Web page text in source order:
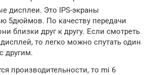
дисплеи. Это IPS-экраны
5дюймов. По качеству передачи
близки друг к другу. Если смотреть
то легко можно спутать один
другим.
производительности, то mi 6